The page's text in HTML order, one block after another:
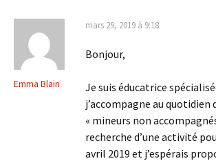
Emma Blain
mars 29, 2019 à 9:18
Bonjour,
Je suis éducatrice
j’accompagne au quotidien
« mineurs non
recherche d’une activité
avril 2019 et j’espérais